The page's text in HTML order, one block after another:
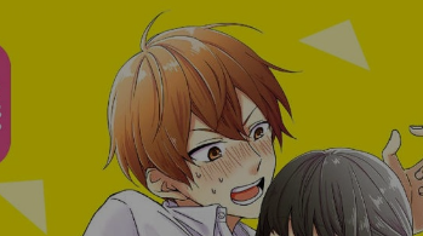
:692.15.692.661:t-vnqp.lunrzsdszk.vn.oi